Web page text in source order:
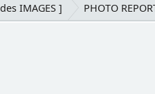
IMAGES ] PHOTO